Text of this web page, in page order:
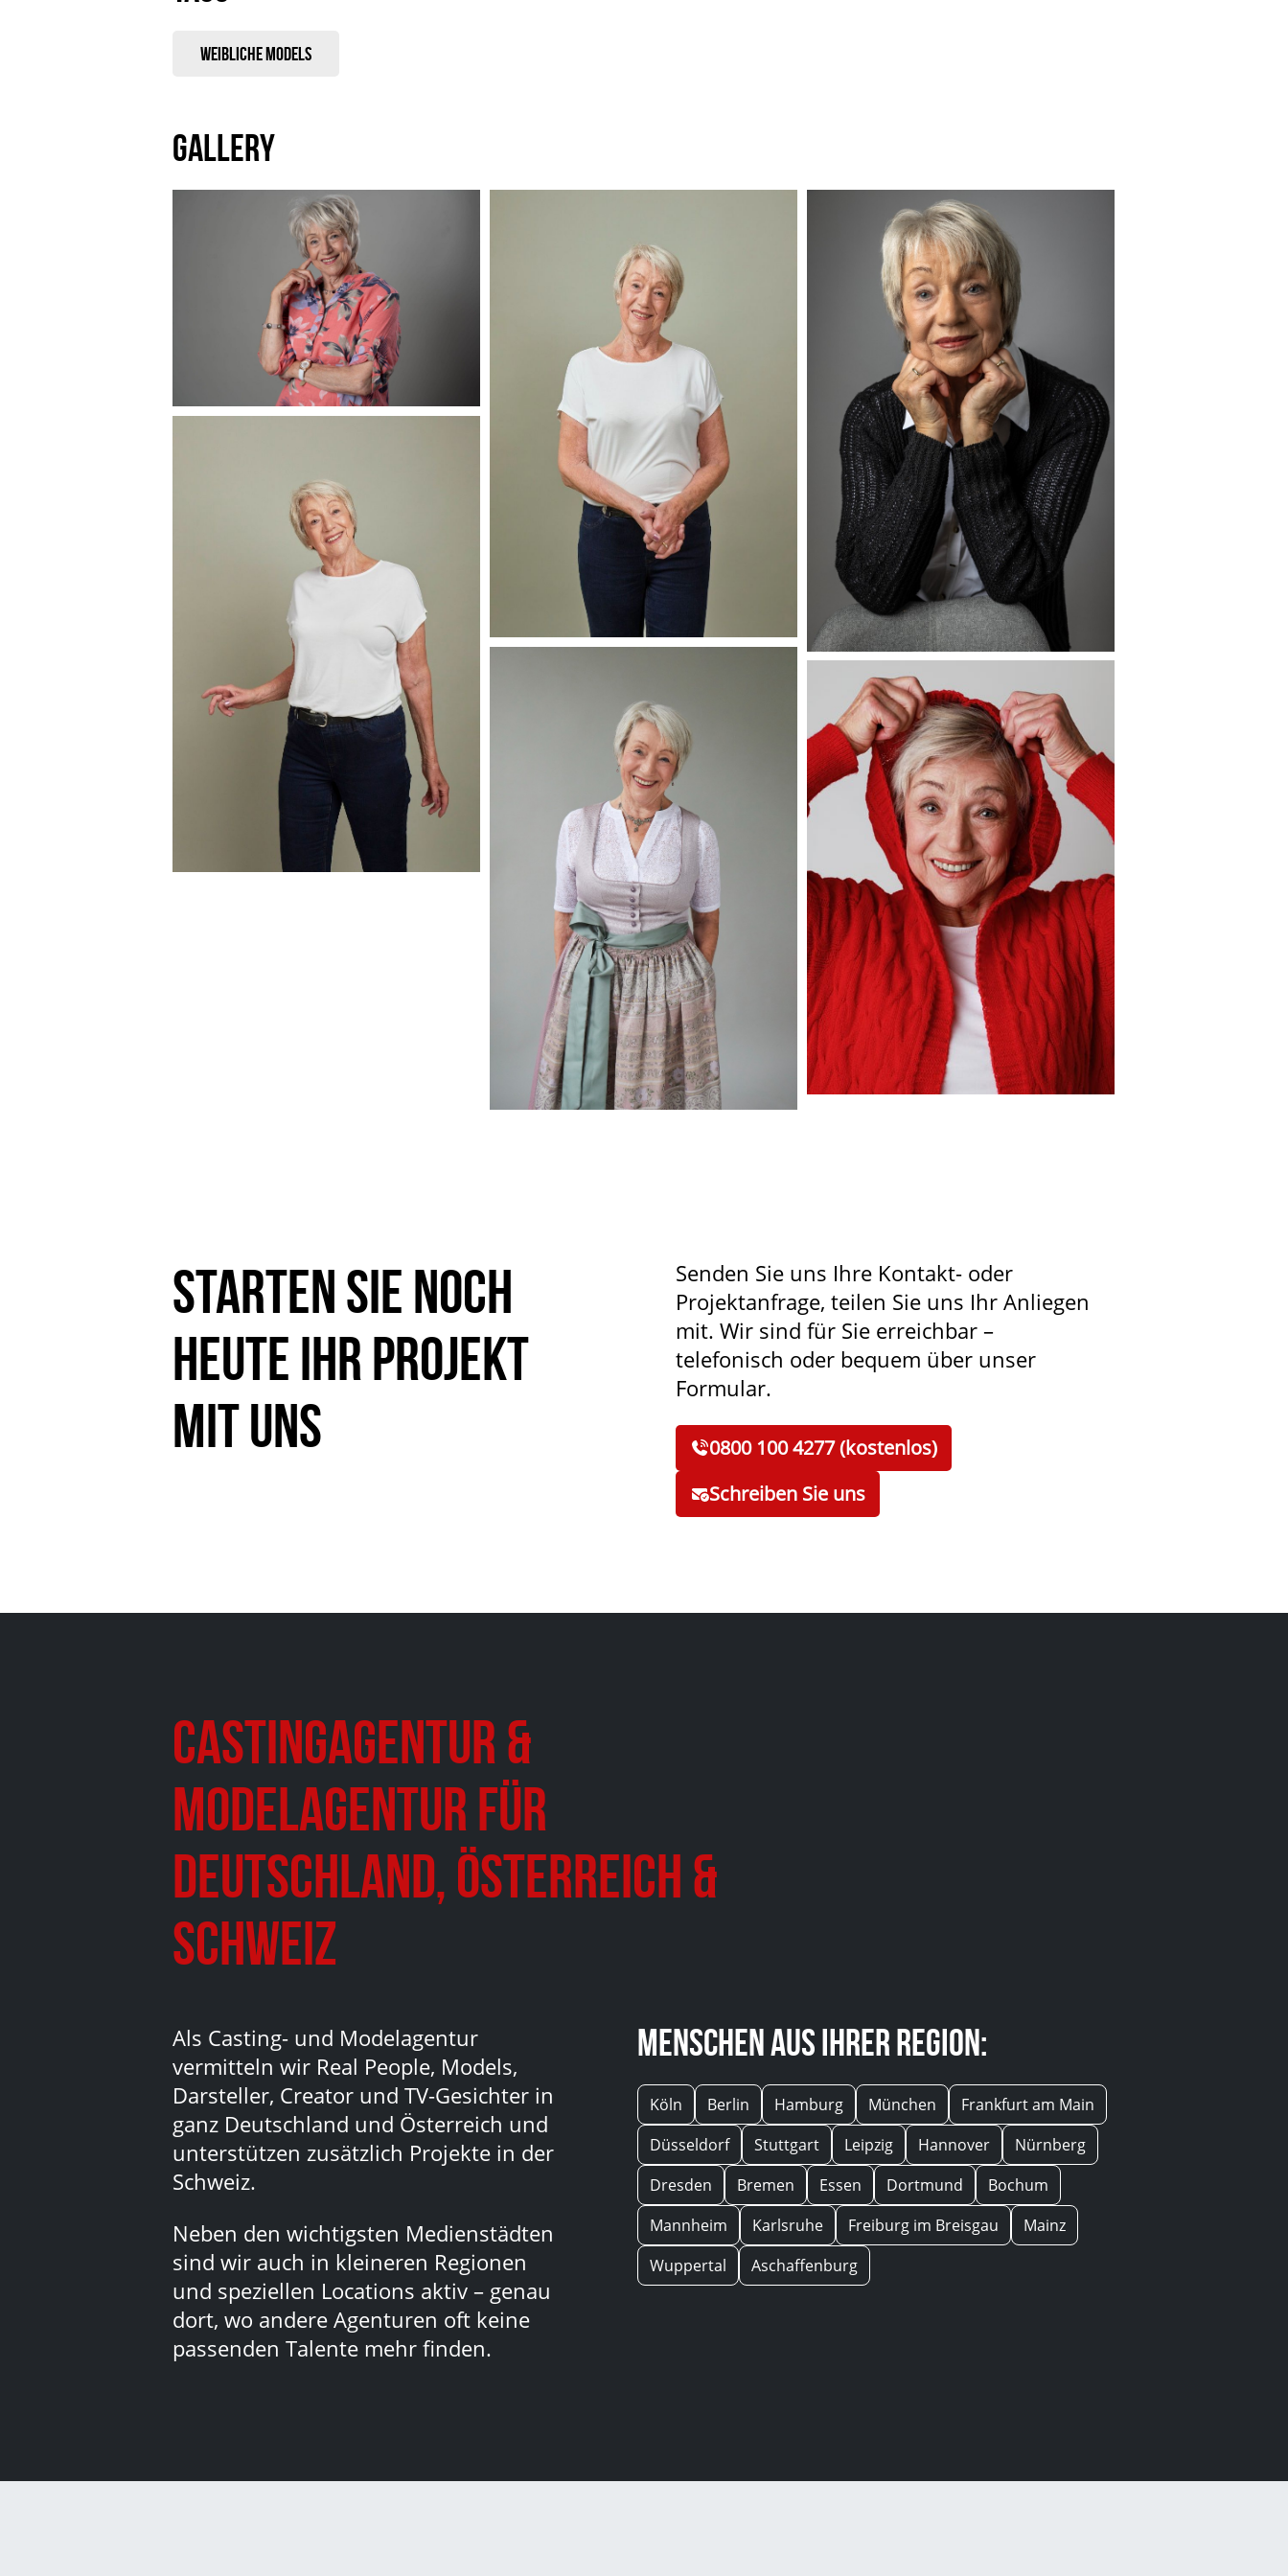
Weibliche Models
GALLERY
Starten Sie noch
heute Ihr Projekt
mit uns
Senden Sie uns Ihre Kontakt- oder
Projektanfrage, teilen Sie uns Ihr Anliegen
mit. Wir sind für Sie erreichbar –
telefonisch oder bequem über unser
Formular.
0800 100 4277 (kostenlos)
Schreiben Sie uns
Castingagentur &
Modelagentur für
Deutschland, Österreich &
Schweiz
Als Casting- und Modelagentur
vermitteln wir Real People, Models,
Darsteller, Creator und TV-Gesichter in
ganz Deutschland und Österreich und
unterstützen zusätzlich Projekte in der
Schweiz.
Neben den wichtigsten Medienstädten
sind wir auch in kleineren Regionen
und speziellen Locations aktiv – genau
dort, wo andere Agenturen oft keine
passenden Talente mehr finden.
Menschen aus Ihrer Region:
Köln Berlin Hamburg München
Frankfurt am Main
Düsseldorf
Stuttgart Leipzig Hannover
Nürnberg
Dresden
Bremen Essen Dortmund
Bochum
Mannheim
Karlsruhe Freiburg im Breisgau
Mainz
Wuppertal
Aschaffenburg